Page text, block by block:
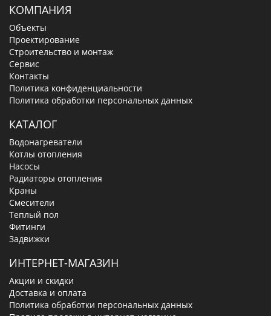
КОМПАНИЯ
Объекты
Проектирование
Строительство и монтаж
Сервис
Контакты
Политика конфиденциальности
Политика обработки персональных данных
КАТАЛОГ
Водонагреватели
Котлы отопления
Насосы
Радиаторы отопления
Краны
Смесители
Теплый пол
Фитинги
Задвижки
ИНТЕРНЕТ-МАГАЗИН
Акции и скидки
Доставка и оплата
Политика обработки персональных данных